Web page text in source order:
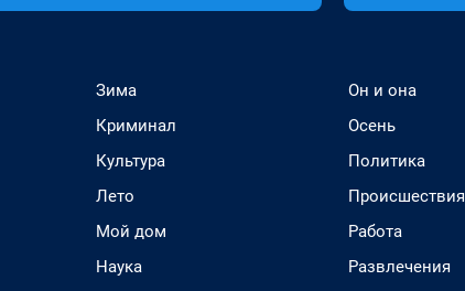
Зима
Криминал
Культура
Лето
Мой дом
Наука
Он и она
Осень
Политика
Происшествия
Работа
Развлечения